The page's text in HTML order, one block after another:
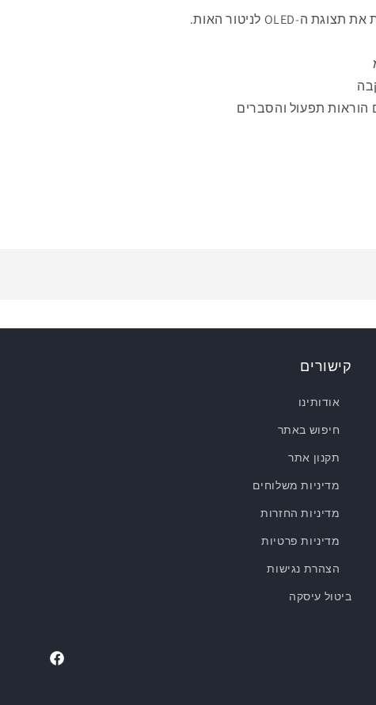
קישורים
אודותינו
חיפוש באתר
תקנון אתר
מדיניות משלוחים
מדיניות החזרות
מדיניות פרטיות
הצהרת נגישות
ביטול עיסקה
Facebook